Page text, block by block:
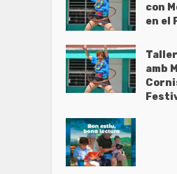
con
en el
amb